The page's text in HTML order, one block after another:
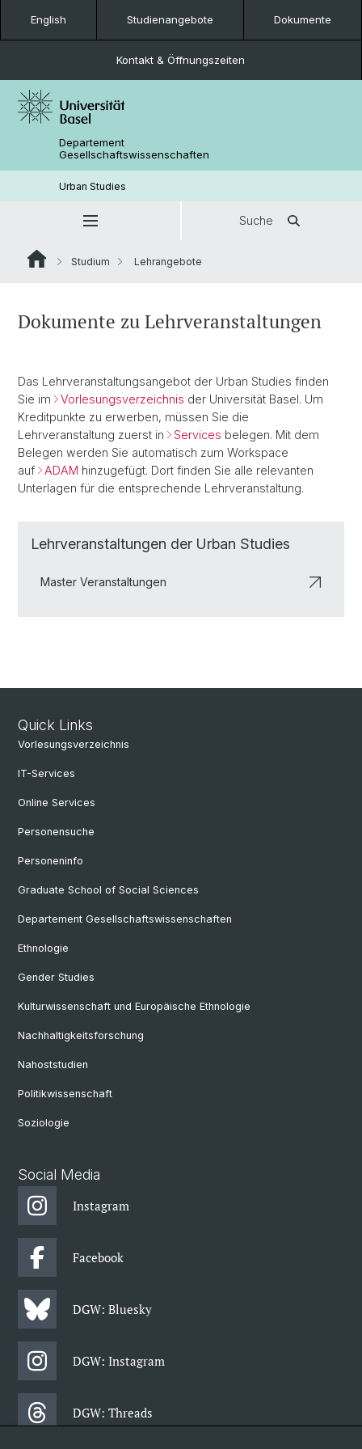
English Studienangebote Dokumente
Kontakt & Öffnungszeiten
Departement
Gesellschaftswissenschaften
Urban Studies
Suche
Studium Lehrangebote
Dokumente zu Lehrveranstaltungen
Das Lehrveranstaltungsangebot der Urban Studies finden
Sie im
Vorlesungsverzeichnis der Universität Basel. Um
Kreditpunkte zu erwerben, müssen Sie die
Lehrveranstaltung zuerst in
Services belegen. Mit dem
Belegen werden Sie automatisch zum Workspace
auf
ADAM hinzugefügt. Dort finden Sie alle relevanten
Unterlagen für die entsprechende Lehrveranstaltung.
Lehrveranstaltungen der Urban Studies
Master Veranstaltungen
Quick Links
Vorlesungsverzeichnis
IT-Services
Online Services
Personensuche
Personeninfo
Graduate School of Social Sciences
Departement Gesellschaftswissenschaften
Ethnologie
Gender Studies
Kulturwissenschaft und Europäische Ethnologie
Nachhaltigkeitsforschung
Nahoststudien
Politikwissenschaft
Soziologie
Social Media
Instagram
Facebook
DGW: Bluesky
DGW: Instagram
DGW: Threads